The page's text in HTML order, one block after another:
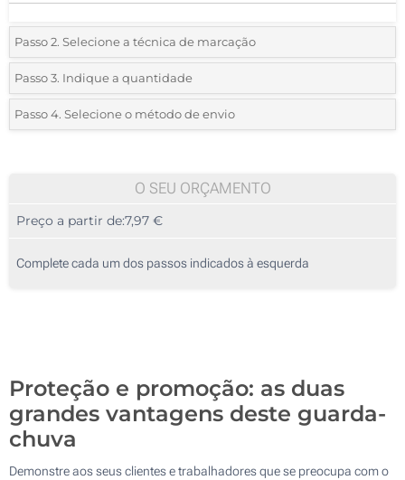
Passo 2. Selecione a técnica de marcação
*Selecione o tipo de marcação e as cores do logotipo:
1 Cor (Parte superior)
3 Cores (Parte superior)
Passo 3. Indique a quantidade
*Quantidade mínima:5
10
25
Passo 4. Selecione o método de envio
O SEU ORÇAMENTO
Preço a partir de:7,97 €
Complete cada um dos passos indicados à esquerda
Proteção e promoção: as duas
grandes vantagens deste guarda-
chuva
Demonstre aos seus clientes e trabalhadores que se preocupa com o